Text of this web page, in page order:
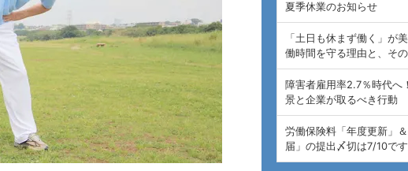
夏季休業のお知らせ
「土日も休まず働く」が
働時間を守る理由と、そ
障害者雇用率2.7％時代へ
景と企業が取るべき行動
労働保険料「年度更新」
届」の提出〆切は7/10です